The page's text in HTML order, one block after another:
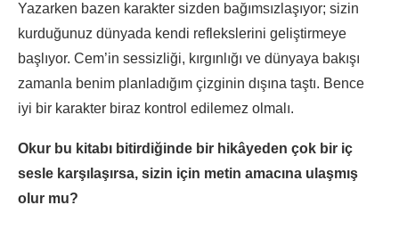
Yazarken bazen karakter sizden bağımsızlaşıyor; sizin
kurduğunuz dünyada kendi reflekslerini geliştirmeye
başlıyor. Cem’in sessizliği, kırgınlığı ve dünyaya bakışı
zamanla benim planladığım çizginin dışına taştı. Bence
iyi bir karakter biraz kontrol edilemez olmalı.
Okur bu kitabı bitirdiğinde bir hikâyeden çok bir iç
sesle karşılaşırsa, sizin için metin amacına ulaşmış
olur mu?